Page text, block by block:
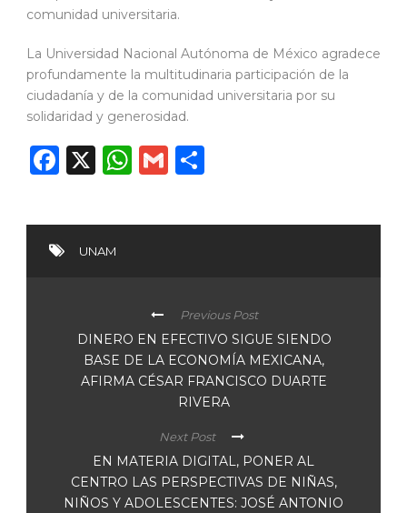
comunidad universitaria.
La Universidad Nacional Autónoma de México agradece
profundamente la multitudinaria participación de la
ciudadanía y de la comunidad universitaria por su
solidaridad y generosidad.
Facebook
X WhatsApp
Gmail
UNAM
Previous Post
DINERO EN EFECTIVO SIGUE SIENDO
BASE DE LA ECONOMÍA MEXICANA,
AFIRMA CÉSAR FRANCISCO DUARTE
RIVERA
Next Post
EN MATERIA DIGITAL, PONER AL
CENTRO LAS PERSPECTIVAS DE NIÑAS,
NIÑOS Y ADOLESCENTES: JOSÉ ANTONIO